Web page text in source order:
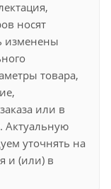
носят
изменены
товара,
или в
Актуальную
уточнять на
и (или) в